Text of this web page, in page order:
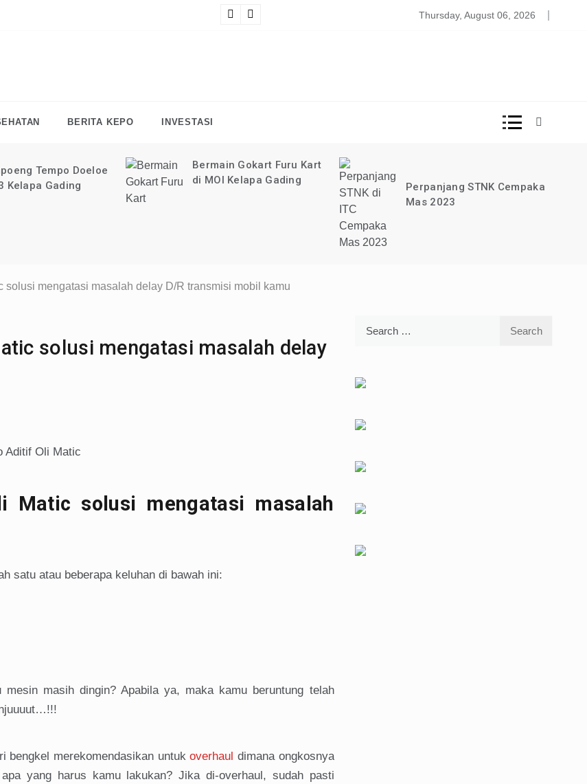
digital marketing GRATIS selama 1 TAHUN? Food Court Lima Lima Taman AnggrekThursday, August 06, 2026
BERITA KEPO INVESTASI
Tempo Doeloe
Kelapa Gading
Bermain Gokart Furu Kart
di MOI Kelapa Gading
Perpanjang STNK Cempaka
Mas 2023
solusi mengatasi masalah delay D/R transmisi mobil kamu
solusi mengatasi masalah delay
Matic solusi mengatasi masalah
satu atau beberapa keluhan di bawah ini:
masih dingin? Apabila ya, maka kamu beruntung telah
bengkel merekomendasikan untukoverhaul dimana ongkosnya
yang harus kamu lakukan? Jika di-overhaul, sudah pasti